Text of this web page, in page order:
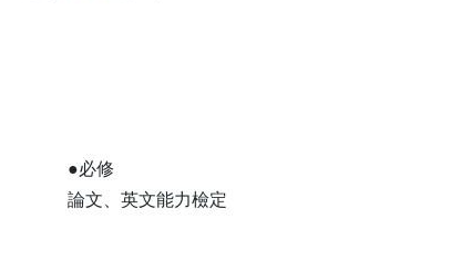
●必修
論文、英文能力檢定